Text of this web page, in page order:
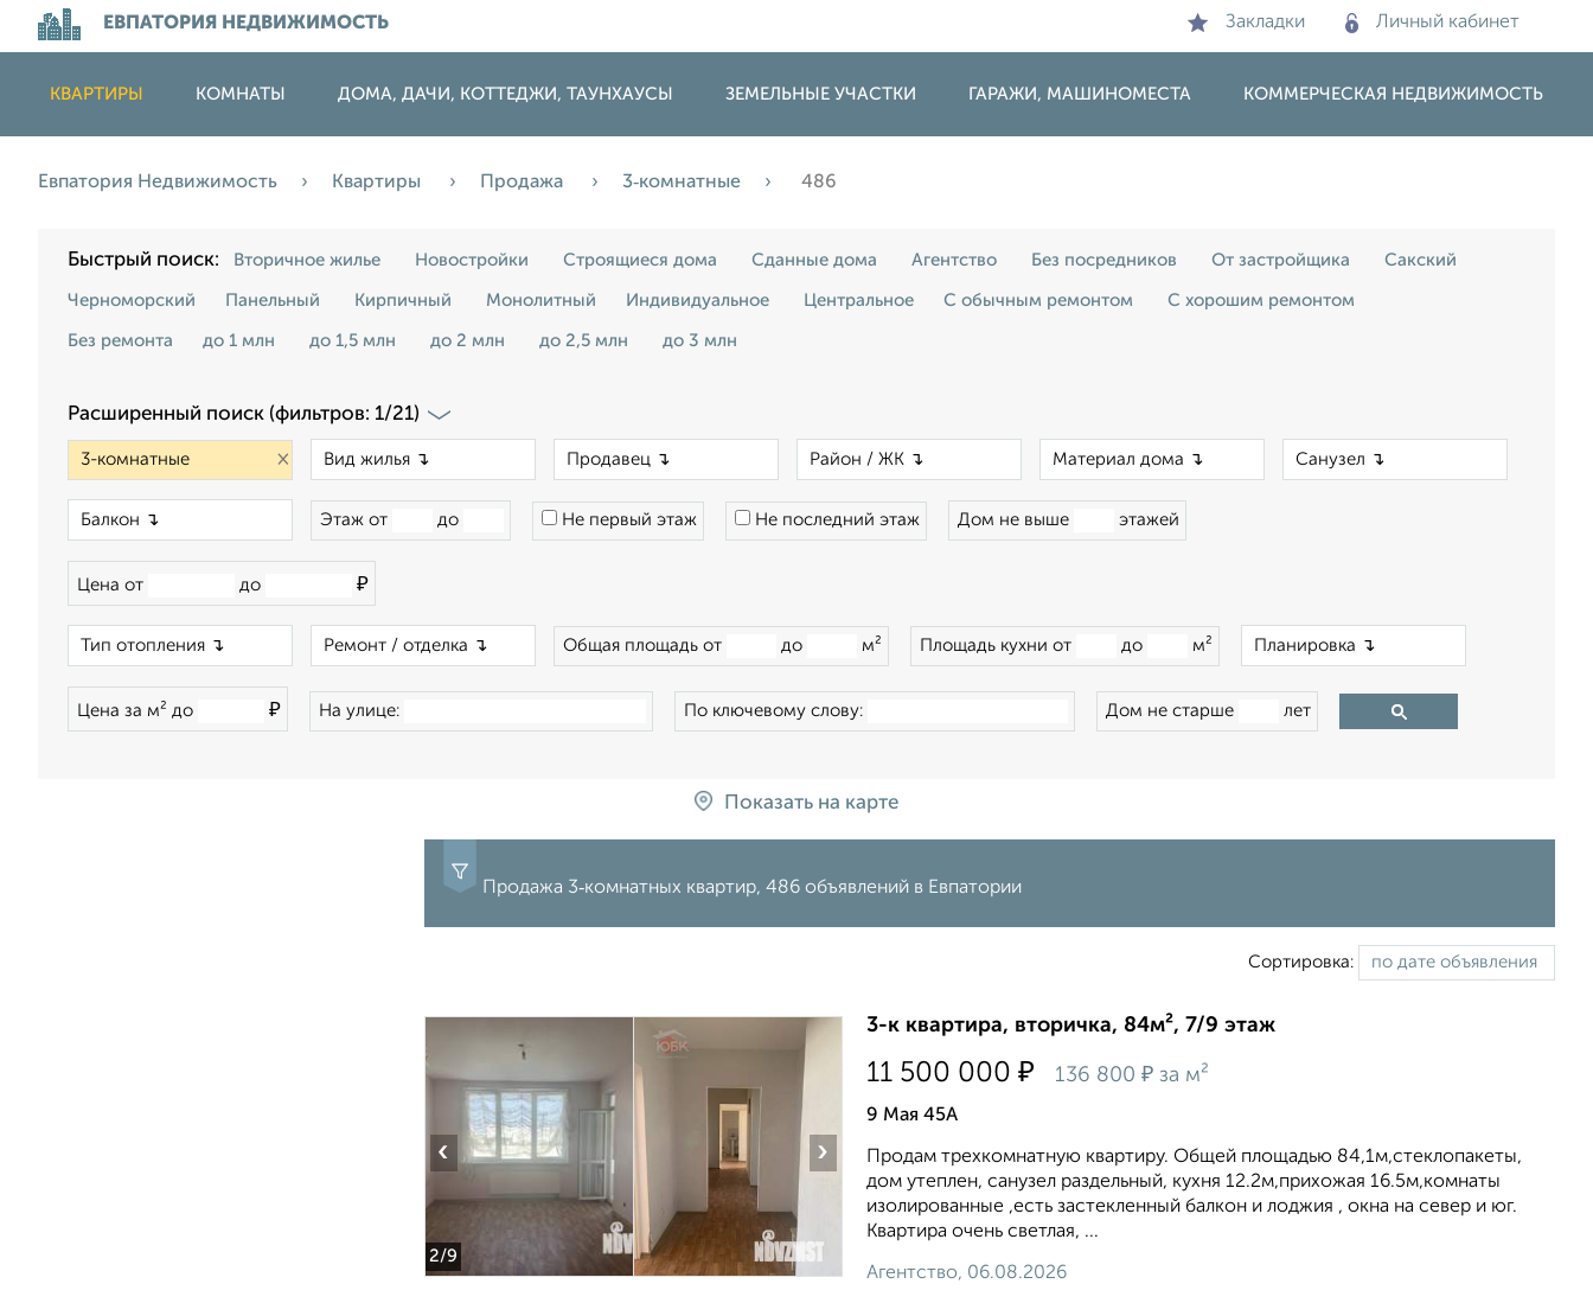
ЕВПАТОРИЯ НЕДВИЖИМОСТЬ Закладки Личный кабинет
КВАРТИРЫ КОМНАТЫ ДОМА, ДАЧИ, КОТТЕДЖИ, ТАУНХАУСЫ ЗЕМЕЛЬНЫЕ УЧАСТКИ ГАРАЖИ, МАШИНОМЕСТА КОММЕРЧЕСКАЯ НЕДВИЖИМОСТЬ
Евпатория Недвижимость Квартиры Продажа 3‑комнатные 486
Быстрый поиск: Вторичное жилье Новостройки Строящиеся дома Сданные дома Агентство Без посредников От застройщика Сакский
Черноморский Панельный Кирпичный Монолитный Индивидуальное Центральное С обычным ремонтом С хорошим ремонтом
Без ремонта до 1 млн до 1,5 млн до 2 млн до 2,5 млн до 3 млн
Расширенный поиск (фильтров: 1/21)
×
Этаж от до Не первый этаж Не последний этаж Дом не выше этажей
Цена от до ₽
Общая площадь от до м² Площадь кухни от до м²
Цена за м² до ₽ На улице: По ключевому слову: Дом не старше лет
Показать на карте
Продажа 3‑комнатных квартир, 486 объявлений в Евпатории
Сортировка:
2/9
‹ ›
3-к квартира, вторичка, 84м², 7/9 этаж
11 500 000 ₽ 136 800 ₽ за м²
9 Мая 45А
Продам трехкомнатную квартиру. Общей площадью 84,1м,стеклопакеты,
дом утеплен, санузел раздельный, кухня 12.2м,прихожая 16.5м,комнаты
изолированные ,есть застекленный балкон и лоджия , окна на север и юг.
Квартира очень светлая, ...
Агентство, 06.08.2026